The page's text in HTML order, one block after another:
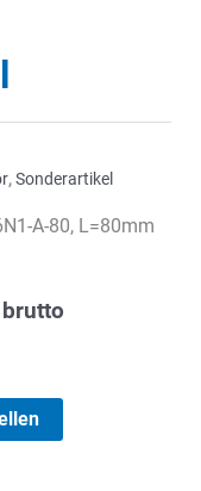
,Sonderartikel
A-80, L=80mm
brutto